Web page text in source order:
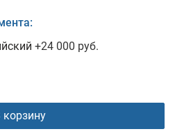
+24 000 руб.
корзину